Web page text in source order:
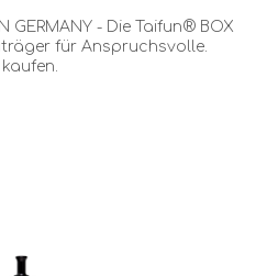
GERMANY - Die Taifun® BOX
für Anspruchsvolle.